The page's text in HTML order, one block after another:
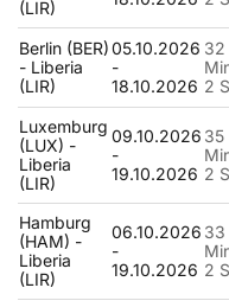
(LIR)
Berlin (BER)
- Liberia
(LIR)
05.10.2026
-
18.10.2026
32
2
Luxemburg
(LUX) -
Liberia
(LIR)
09.10.2026
-
19.10.2026
35
2
Hamburg
(HAM) -
Liberia
(LIR)
06.10.2026
-
19.10.2026
33
2